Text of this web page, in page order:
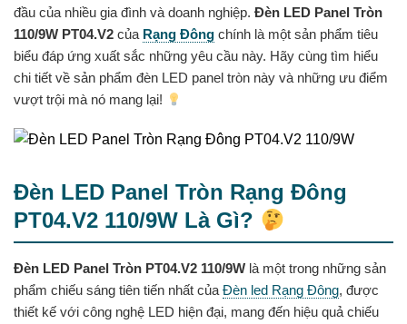
đầu của nhiều gia đình và doanh nghiệp. Đèn LED Panel Tròn
110/9W PT04.V2 của Rạng Đông chính là một sản phẩm tiêu
biểu đáp ứng xuất sắc những yêu cầu này. Hãy cùng tìm hiểu
chi tiết về sản phẩm đèn LED panel tròn này và những ưu điểm
vượt trội mà nó mang lại!
Đèn LED Panel Tròn Rạng Đông
PT04.V2 110/9W Là Gì?
Đèn LED Panel Tròn PT04.V2 110/9W là một trong những sản
phẩm chiếu sáng tiên tiến nhất củaĐèn led Rạng Đông, được
thiết kế với công nghệ LED hiện đại, mang đến hiệu quả chiếu